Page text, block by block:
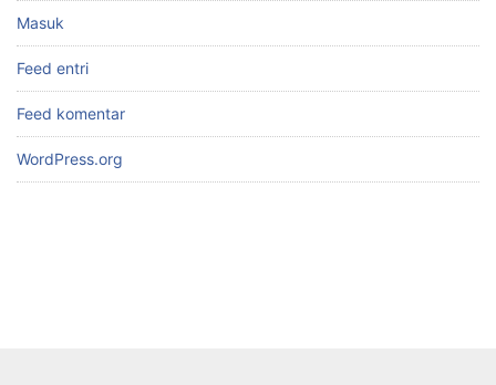
Masuk
Feed entri
Feed komentar
WordPress.org